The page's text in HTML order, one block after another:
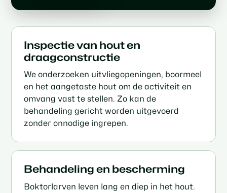
Inspectie van hout en
draagconstructie
We onderzoeken uitvliegopeningen, boormeel
en het aangetaste hout om de activiteit en
omvang vast te stellen. Zo kan de
behandeling gericht worden uitgevoerd
zonder onnodige ingrepen.
Behandeling en bescherming
Boktorlarven leven lang en diep in het hout.